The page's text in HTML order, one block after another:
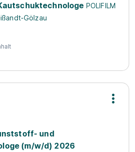
POLIFILM
Gölzau
und
(m/w/d) 2026